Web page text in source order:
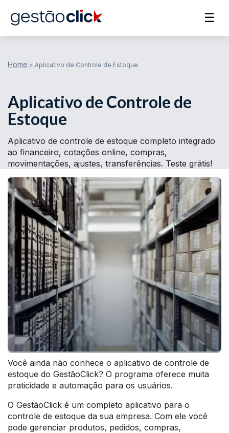
☰
Home > Aplicativo de Controle de Estoque
Aplicativo de Controle de
Estoque
Aplicativo de controle de estoque completo integrado
ao financeiro, cotações online, compras,
movimentações, ajustes, transferências. Teste grátis!
Você ainda não conhece o aplicativo de controle de
estoque do GestãoClick? O programa oferece muita
praticidade e automação para os usuários.
O GestãoClick é um completo aplicativo para o
controle de estoque da sua empresa. Com ele você
pode gerenciar produtos, pedidos, compras,